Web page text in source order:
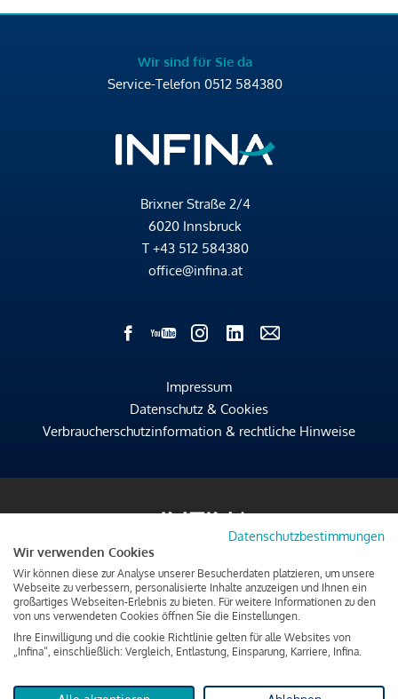
Wir sind für Sie da
Service-Telefon 0512 584380
Brixner Straße 2/4
6020 Innsbruck
T +43 512 584380
office@infina.at
Impressum
Datenschutz & Cookies
Verbraucherschutzinformation & rechtliche Hinweise
Datenschutzbestimmungen
Wir verwenden Cookies
Wir können diese zur Analyse unserer Besucherdaten platzieren, um unsere
Webseite zu verbessern, personalisierte Inhalte anzuzeigen und Ihnen ein
großartiges Webseiten-Erlebnis zu bieten. Für weitere Informationen zu den
von uns verwendeten Cookies öffnen Sie die Einstellungen.
Ihre Einwilligung und die cookie Richtlinie gelten für alle Websites von
„Infina“, einschließlich: Vergleich, Entlastung, Einsparung, Karriere, Infina.